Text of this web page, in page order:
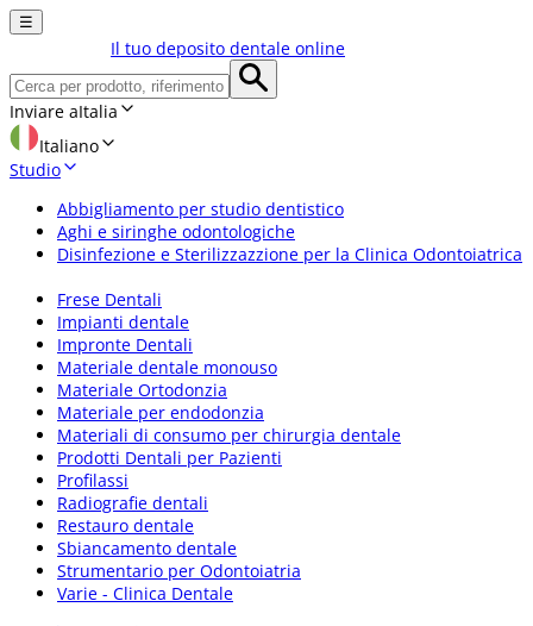
☰
Il tuo deposito dentale online
Inviare aItalia
Italiano
Studio
Abbigliamento per studio dentistico
Aghi e siringhe odontologiche
Disinfezione e Sterilizzazzione per la Clinica Odontoiatrica
Frese Dentali
Impianti dentale
Impronte Dentali
Materiale dentale monouso
Materiale Ortodonzia
Materiale per endodonzia
Materiali di consumo per chirurgia dentale
Prodotti Dentali per Pazienti
Profilassi
Radiografie dentali
Restauro dentale
Sbiancamento dentale
Strumentario per Odontoiatria
Varie - Clinica Dentale